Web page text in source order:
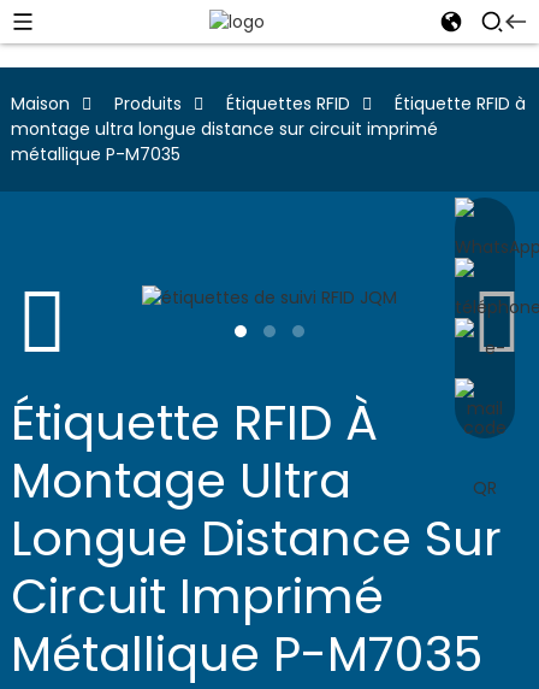
Maison Produits Étiquettes RFID
Étiquette RFID à
montage ultra longue distance sur circuit imprimé
métallique P-M7035
Étiquette RFID À
Montage Ultra
Longue Distance Sur
Circuit Imprimé
Métallique P-M7035